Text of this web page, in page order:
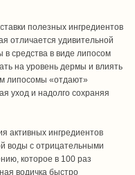
полезных ингредиентов
отличается удивительной
средства в виде липосом
на уровень дермы и влиять
липосомы «отдают»
уход и надолго сохраняя
активных ингредиентов
воды с отрицательными
которое в 100 раз
водичка быстро